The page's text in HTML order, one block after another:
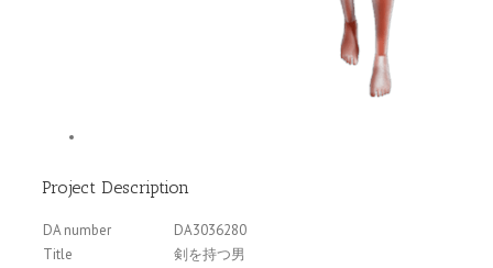
Project Description
DA number
DA3036280
Title
剣を持つ男